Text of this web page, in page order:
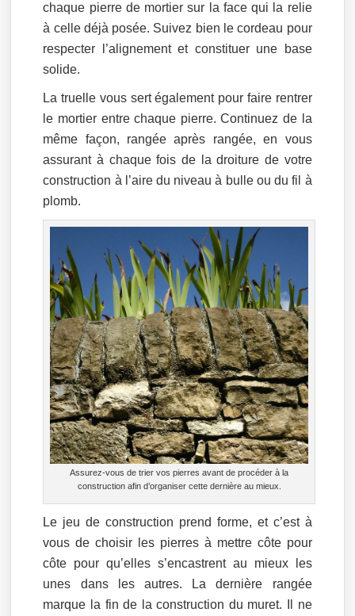
chaque pierre de mortier sur la face qui la relie
à celle déjà posée. Suivez bien le cordeau pour
respecter l’alignement et constituer une base
solide.
La truelle vous sert également pour faire rentrer
le mortier entre chaque pierre. Continuez de la
même façon, rangée après rangée, en vous
assurant à chaque fois de la droiture de votre
construction à l’aire du niveau à bulle ou du fil à
plomb.
Assurez-vous de trier vos pierres avant de procéder à la
construction afin d’organiser cette dernière au mieux.
Le jeu de construction prend forme, et c’est à
vous de choisir les pierres à mettre côte pour
côte pour qu’elles s’encastrent au mieux les
unes dans les autres. La dernière rangée
marque la fin de la construction du muret. Il ne